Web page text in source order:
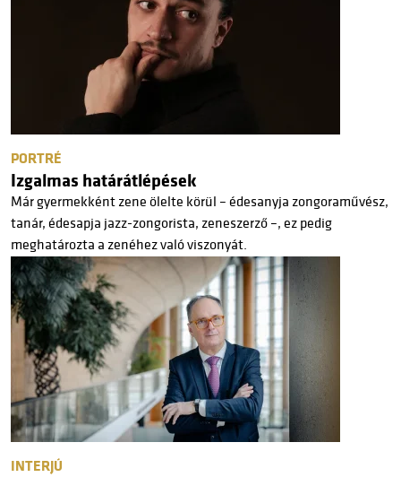
PORTRÉ
Izgalmas határátlépések
Már gyermekként zene ölelte körül – édesanyja zongoraművész,
tanár, édesapja jazz-zongorista, zeneszerző –, ez pedig
meghatározta a zenéhez való viszonyát.
INTERJÚ